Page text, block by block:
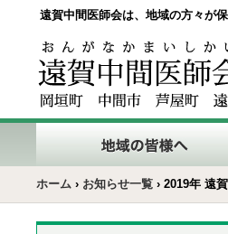
遠賀中間医師会は、地域の方々が
ホーム › お知らせ一覧 › 2019年 遠